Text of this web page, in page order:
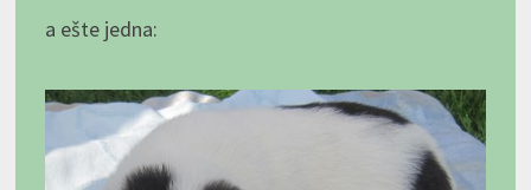
a ešte jedna: